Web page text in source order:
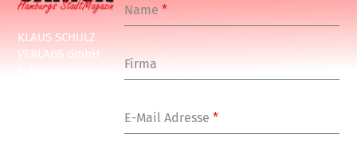
KLAUS SCHULZ
VERLAGS GmbH
Name*
Firma
E-Mail Adresse*